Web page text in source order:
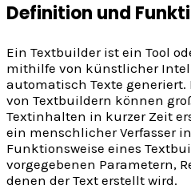
Definition und
Ein Textbuilder ist ein Tool
mithilfe von künstlicher
automatisch Texte generiert.
von Textbuildern können
Textinhalten in kurzer Zeit
ein menschlicher Verfasser
Funktionsweise eines
vorgegebenen Parametern,
denen der Text erstellt wird.